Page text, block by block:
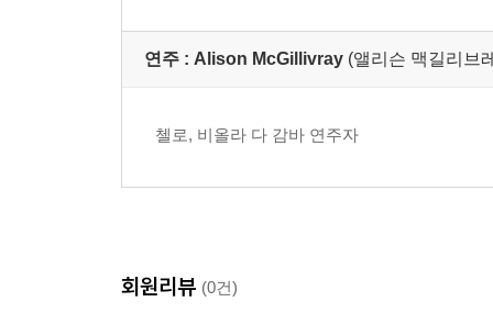
arpsichord)
연주 : Alison McGillivray (앨리슨 맥길리브
첼로, 비올라 다 감바 연주자
회원리뷰 (0건)